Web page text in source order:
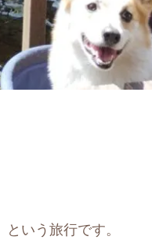
という旅行です。